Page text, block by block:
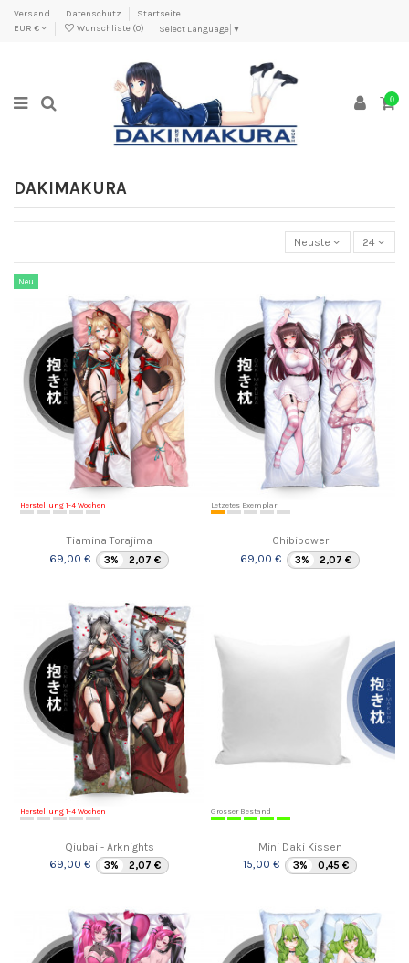
Versand Datenschutz
Startseite
EUR €
Wunschliste (0) Select Language ▼
0
DAKIMAKURA
Neuste 24
Herstellung 1-4 Wochen
Neu
Tiamina Torajima
69,00 €
3% 2,07 €
Letzetes Exemplar
Chibipower
69,00 €
3% 2,07 €
Herstellung 1-4 Wochen
Qiubai - Arknights
69,00 €
3% 2,07 €
Grosser Bestand
Mini Daki Kissen
15,00 €
3% 0,45 €